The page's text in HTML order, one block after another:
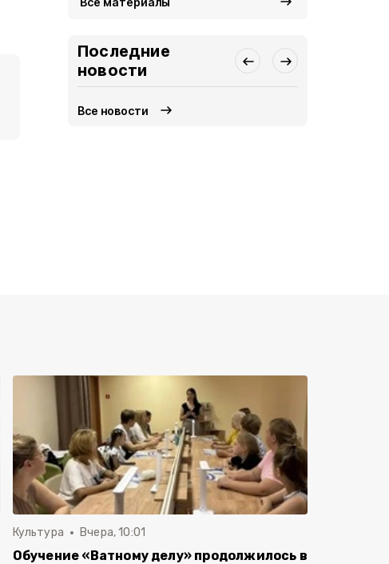
Последние
новости
Все новости
Культура Вчера, 10:01
Обучение «Ватному делу» продолжилось в